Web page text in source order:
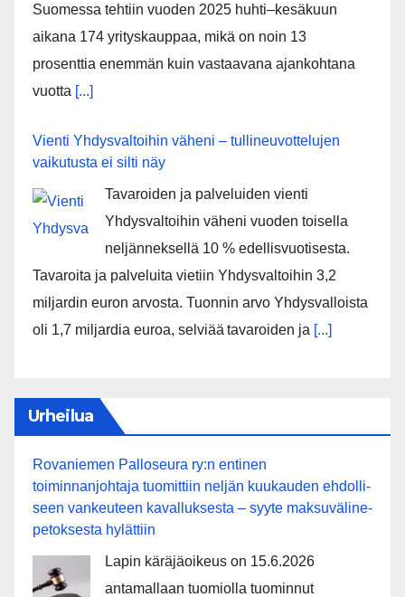
Suomessa tehtiin vuoden 2025 huhti–kesäkuun
aikana 174 yrityskauppaa, mikä on noin 13
prosenttia enemmän kuin vastaavana ajankohtana
vuotta [...]
Vienti Yhdysvaltoihin väheni – tullineuvottelujen
vaikutusta ei silti näy
Tavaroiden ja palveluiden vienti
Yhdysvaltoihin väheni vuoden toisella
neljänneksellä 10 % edellisvuotisesta.
Tavaroita ja palveluita vietiin Yhdysvaltoihin 3,2
miljardin euron arvosta. Tuonnin arvo Yhdysvalloista
oli 1,7 miljardia euroa, selviää tavaroiden ja [...]
Urheilua
Rovaniemen Palloseura ry:n entinen
toiminnanjohtaja tuo­mit­tiin neljän kuu­kau­den eh­dol­li­
seen van­keu­teen ka­val­luk­ses­ta – syyte mak­su­vä­li­ne­
pe­tok­ses­ta hy­lät­tiin
Lapin käräjäoikeus on 15.6.2026
antamallaan tuomiolla tuominnut